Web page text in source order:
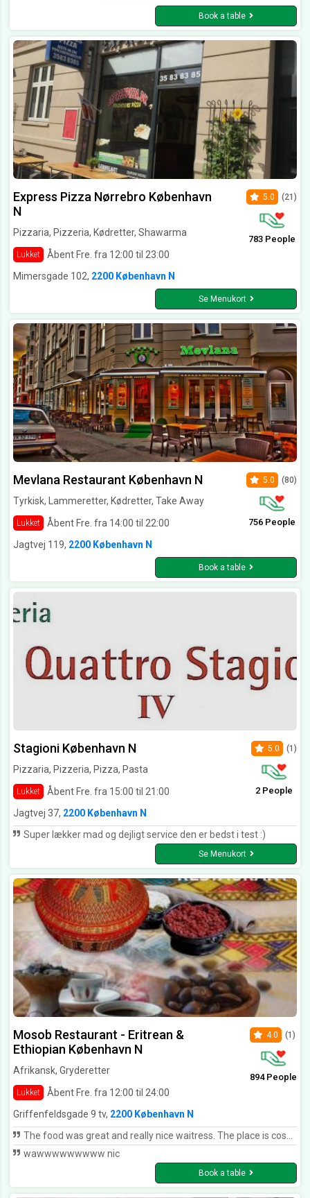
Book a table
Express Pizza Nørrebro København
N
Pizzaria, Pizzeria, Kødretter, Shawarma
Lukket Åbent Fre. fra 12:00 til 23:00
5.0 (21)
783 People
Mimersgade 102, 2200 København N
Se Menukort
Mevlana Restaurant København N
Tyrkisk, Lammeretter, Kødretter, Take Away
Lukket Åbent Fre. fra 14:00 til 22:00
5.0 (80)
756 People
Jagtvej 119, 2200 København N
Book a table
Stagioni København N
Pizzaria, Pizzeria, Pizza, Pasta
Lukket Åbent Fre. fra 15:00 til 21:00
5.0 (1)
2 People
Jagtvej 37, 2200 København N
Super lækker mad og dejligt service den er bedst i test :)
Se Menukort
Mosob Restaurant - Eritrean &
Ethiopian København N
Afrikansk, Gryderetter
Lukket Åbent Fre. fra 12:00 til 24:00
4.0 (1)
894 People
Griffenfeldsgade 9 tv, 2200 København N
The food was great and really nice waitress. The place is cosy and we had a really nice time!
wawwwwwwwww nic
Book a table